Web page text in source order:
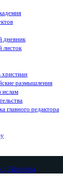
дневник
листок
размышления
ислам
главного редактора